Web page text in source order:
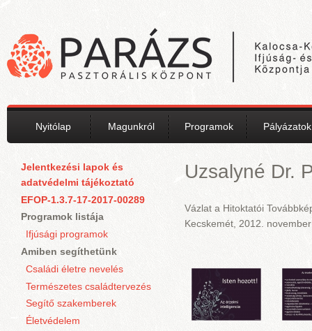
Nyitólap Magunkról Programok Pályázatok
Jelentkezési lapok és
adatvédelmi tájékoztató
EFOP-1.3.7-17-2017-00289
Programok listája
Ifjúsági programok
Amiben segíthetünk
Családi életre nevelés
Természetes családtervezés
Segítő szakemberek
Életvédelem
Uzsalyné Dr.
Vázlat a Hitoktatói
Kecskemét, 2012.